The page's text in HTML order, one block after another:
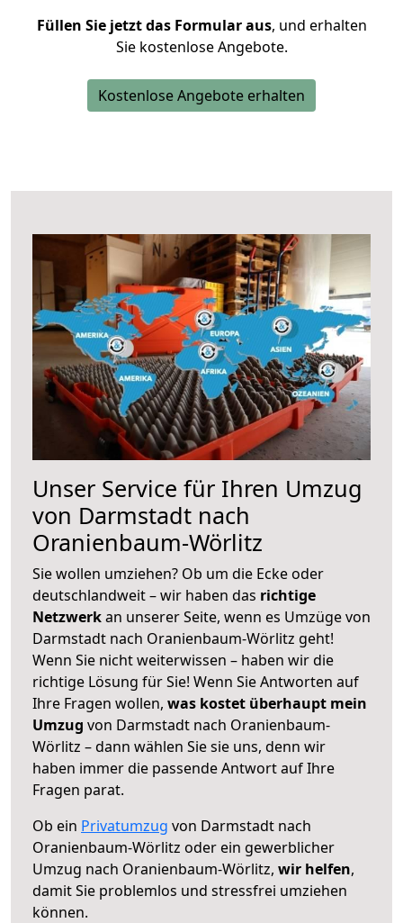
Füllen Sie jetzt das Formular aus, und erhalten
Sie kostenlose Angebote.
Kostenlose Angebote erhalten
Unser Service für Ihren Umzug
von Darmstadt nach
Oranienbaum-Wörlitz
Sie wollen umziehen? Ob um die Ecke oder
deutschlandweit – wir haben das richtige
Netzwerkan unserer Seite, wenn es Umzüge von
Darmstadt nach Oranienbaum-Wörlitz geht!
Wenn Sie nicht weiterwissen – haben wir die
richtige Lösung für Sie! Wenn Sie Antworten auf
Ihre Fragen wollen, was kostet überhaupt mein
Umzug von Darmstadt nach Oranienbaum-
Wörlitz – dann wählen Sie sie uns, denn wir
haben immer die passende Antwort auf Ihre
Fragen parat.
Ob ein Privatumzug von Darmstadt nach
Oranienbaum-Wörlitz oder ein gewerblicher
Umzug nach Oranienbaum-Wörlitz, wir helfen,
damit Sie problemlos und stressfrei umziehen
können.